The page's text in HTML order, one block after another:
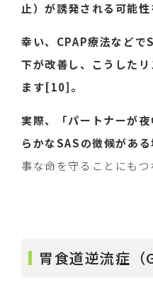
止）が誘発される可能性
幸い、CPAP療法などで
下が改善し、こうした
ます[10]。
実際、「パートナーが
らかなSASの徴候があ
事な命を守ることにも
胃食道逆流症（